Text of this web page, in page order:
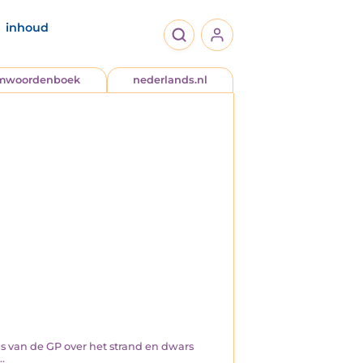
inhoud
nederlands.nl
de GP over het strand en dwars